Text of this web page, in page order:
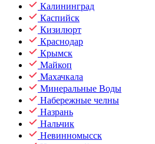
Калининград
Каспийск
Кизилюрт
Краснодар
Крымск
Майкоп
Махачкала
Минеральные Воды
Набережные челны
Назрань
Нальчик
Невинномысск